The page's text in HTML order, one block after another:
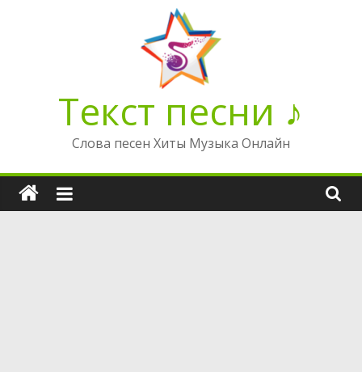
Текст песни ♪
Слова песен Хиты Музыка Онлайн